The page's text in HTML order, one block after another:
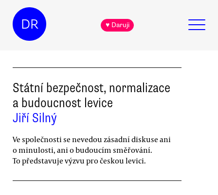
DR ♥ Daruji
Státní bezpečnost, normalizace
a budoucnost levice
Jiří Silný
Ve společnosti se nevedou zásadní diskuse ani
o minulosti, ani o budoucím směřování.
To představuje výzvu pro českou levici.